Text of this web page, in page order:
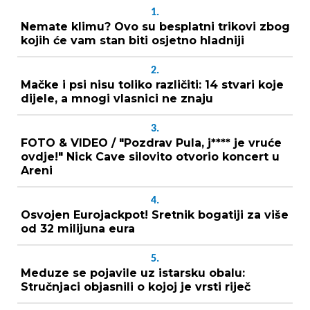
1.
Nemate klimu? Ovo su besplatni trikovi zbog
kojih će vam stan biti osjetno hladniji
2.
Mačke i psi nisu toliko različiti: 14 stvari koje
dijele, a mnogi vlasnici ne znaju
3.
FOTO & VIDEO / "Pozdrav Pula, j**** je vruće
ovdje!" Nick Cave silovito otvorio koncert u
Areni
4.
Osvojen Eurojackpot! Sretnik bogatiji za više
od 32 milijuna eura
5.
Meduze se pojavile uz istarsku obalu:
Stručnjaci objasnili o kojoj je vrsti riječ